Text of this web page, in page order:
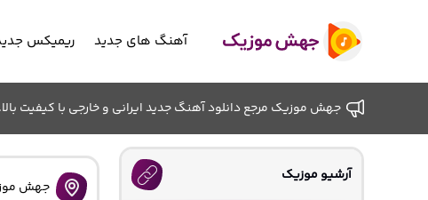
آهنگ های جدید ریمیکس
جهش موزیک مرجع دانلود آهنگ جدید ایرانی و خارجی با کیفیت
جهش
آرشیو موزیک